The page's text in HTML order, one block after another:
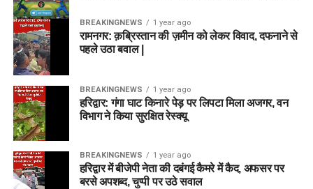
BREAKINGNEWS 1 year ago
रामनगर: क़ब्रिस्तान की ज़मीन को लेकर विवाद, दफनाने से
पहले उठा बवाल |
BREAKINGNEWS 1 year ago
हरिद्वार: गंगा घाट किनारे पेड़ पर लिपटा मिला अजगर, वन
विभाग ने किया सुरक्षित रेस्क्यू
BREAKINGNEWS 1 year ago
हरिद्वार में बीजेपी नेता की दबंगई कैमरे में कैद, अफसर पर
बरसे अपशब्द, चुप्पी पर उठे सवाल